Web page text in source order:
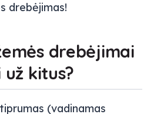
drebėjimas!
drebėjimai
kitus?
(vadinamas